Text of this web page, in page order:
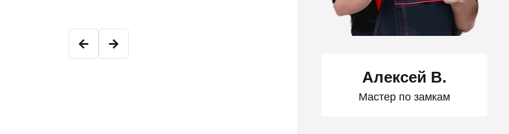
Алексей В.
Мастер по замкам